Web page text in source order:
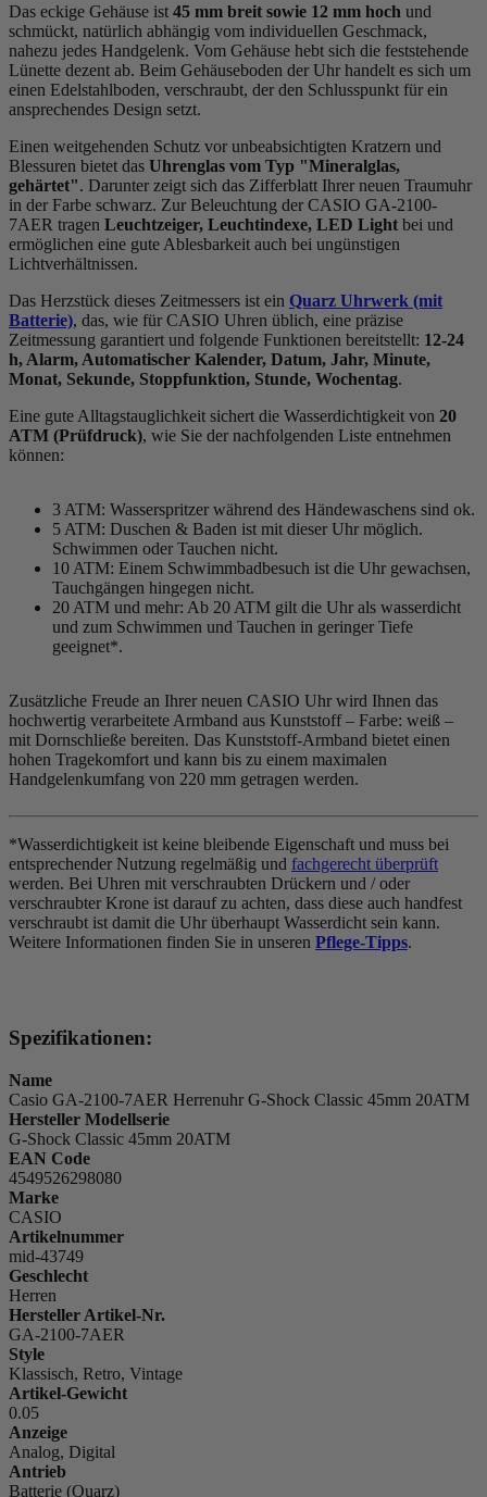
Das eckige Gehäuse ist 45 mm breit sowie 12 mm hoch und
schmückt, natürlich abhängig vom individuellen Geschmack,
nahezu jedes Handgelenk. Vom Gehäuse hebt sich die feststehende
Lünette dezent ab. Beim Gehäuseboden der Uhr handelt es sich um
einen Edelstahlboden, verschraubt, der den Schlusspunkt für ein
ansprechendes Design setzt.
Einen weitgehenden Schutz vor unbeabsichtigten Kratzern und
Blessuren bietet das Uhrenglas vom Typ "Mineralglas,
gehärtet". Darunter zeigt sich das Zifferblatt Ihrer neuen Traumuhr
in der Farbe schwarz. Zur Beleuchtung der CASIO GA-2100-
7AER tragen Leuchtzeiger, Leuchtindexe, LED Light bei und
ermöglichen eine gute Ablesbarkeit auch bei ungünstigen
Lichtverhältnissen.
Das Herzstück dieses Zeitmessers ist ein Quarz Uhrwerk (mit
Batterie), das, wie für CASIO Uhren üblich, eine präzise
Zeitmessung garantiert und folgende Funktionen bereitstellt: 12-24
h, Alarm, Automatischer Kalender, Datum, Jahr, Minute,
Monat, Sekunde, Stoppfunktion, Stunde, Wochentag.
Eine gute Alltagstauglichkeit sichert die Wasserdichtigkeit von 20
ATM (Prüfdruck), wie Sie der nachfolgenden Liste entnehmen
können:
3 ATM: Wasserspritzer während des Händewaschens sind ok.
5 ATM: Duschen & Baden ist mit dieser Uhr möglich.
Schwimmen oder Tauchen nicht.
10 ATM: Einem Schwimmbadbesuch ist die Uhr gewachsen,
Tauchgängen hingegen nicht.
20 ATM und mehr: Ab 20 ATM gilt die Uhr als wasserdicht
und zum Schwimmen und Tauchen in geringer Tiefe
geeignet*.
Zusätzliche Freude an Ihrer neuen CASIO Uhr wird Ihnen das
hochwertig verarbeitete Armband aus Kunststoff – Farbe: weiß –
mit Dornschließe bereiten. Das Kunststoff-Armband bietet einen
hohen Tragekomfort und kann bis zu einem maximalen
Handgelenkumfang von 220 mm getragen werden.
*Wasserdichtigkeit ist keine bleibende Eigenschaft und muss bei
entsprechender Nutzung regelmäßig und fachgerecht überprüft
werden. Bei Uhren mit verschraubten Drückern und / oder
verschraubter Krone ist darauf zu achten, dass diese auch handfest
verschraubt ist damit die Uhr überhaupt Wasserdicht sein kann.
Weitere Informationen finden Sie in unseren Pflege-Tipps.
Spezifikationen:
Name
Casio GA-2100-7AER Herrenuhr G-Shock Classic 45mm 20ATM
Hersteller Modellserie
G-Shock Classic 45mm 20ATM
EAN Code
4549526298080
Marke
CASIO
Artikelnummer
mid-43749
Geschlecht
Herren
Hersteller Artikel-Nr.
GA-2100-7AER
Style
Klassisch, Retro, Vintage
Artikel-Gewicht
0.05
Anzeige
Analog, Digital
Antrieb
Batterie (Quarz)